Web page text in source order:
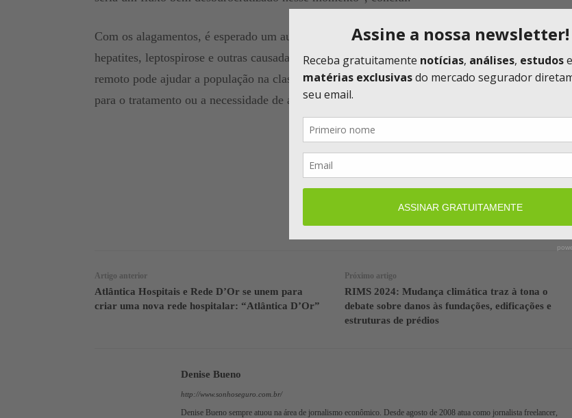
Com os alagamentos, é esperado um aumento em casos de doenças como diarreias, tétano,
hepatites, leptospirose e outras causadas pela falta de saneamento. O atendimento médico
remoto pode ajudar a população na classificação de gravidade dos casos e oferecer orientações
para o tratamento ou a necessidade de atendimento presencial imediato.
Facebook Twitter Telegram
Artigo anterior
Atlântica Hospitais e Rede D’Or se unem para
criar uma nova rede hospitalar: “Atlântica D’Or”
Próximo artigo
RIMS 2024: Mudança climática traz à tona o
debate sobre danos às fundações, edificações e
estruturas de prédios
Denise Bueno
http://www.sonhoseguro.com.br/
Denise Bueno sempre atuou na área de jornalismo econômico. Desde agosto de 2008 atua como jornalista freelancer,